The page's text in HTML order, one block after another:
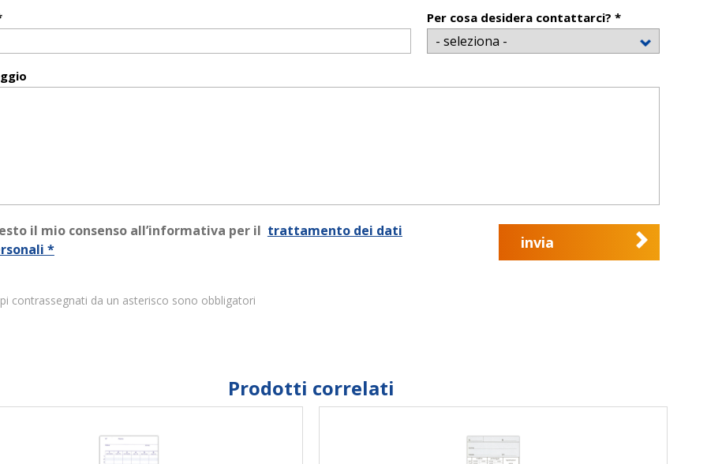
Per cosa desidera contattarci? *
il mio consenso all’informativa per il trattamento dei dati
*
invia
contrassegnati da un asterisco sono obbligatori
Prodotti correlati